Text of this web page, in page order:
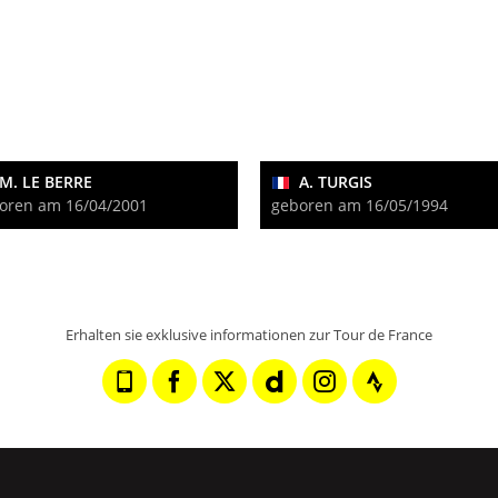
LE BERRE
am 16/04/2001
A. TURGIS
geboren am 16/05/1994
Erhalten sie exklusive informationen zur Tour de France